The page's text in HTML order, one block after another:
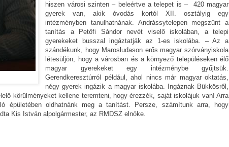
hiszen városi szinten – beleértve a telepet is – 420 magyar
gyerek van, akik óvodás kortól XII. osztályig egy
intézményben tanulhatnának. Andrássytelepen megszűnt a
tanítás a Petőfi Sándor nevét viselő iskolában, a telepi
gyerekeket busszal ingáztatják az 1-es iskolába. – Az a
szándékunk, hogy Marosludason erős magyar szórványiskola
létesüljön, hogy a városban és a környező településeken élő
magyar gyerekeket egy intézménybe gyűjtsük.
Gerendkeresztúrról például, ahol nincs már magyar oktatás,
négy gyerek ingázik a magyar iskolába. Ingáznak Bükkösről,
körülményeket kellene teremteni, hogy érezzék, saját iskolájuk van! Arra
épületében oldhatnánk meg a tanítást. Persze, számítunk arra, hogy
Kis István alpolgármester, az RMDSZ elnöke.